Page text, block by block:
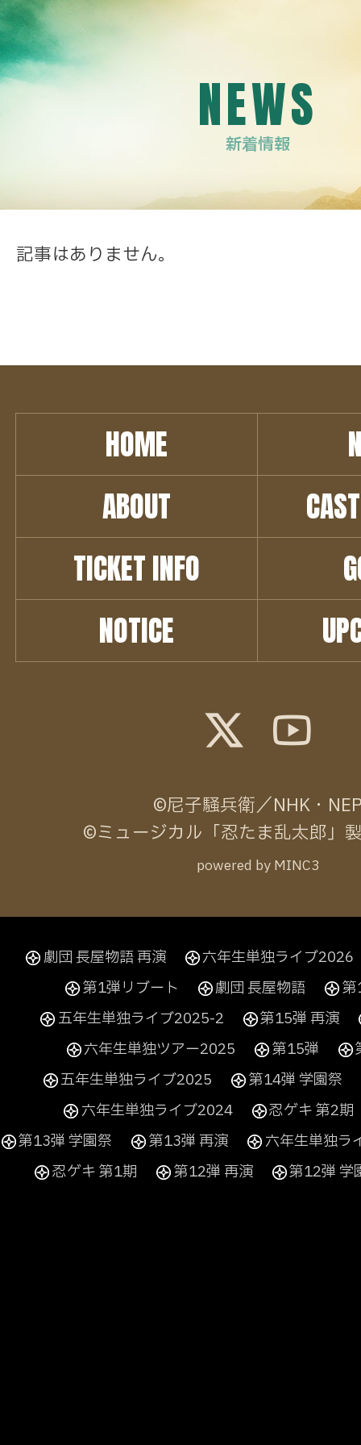
NEWS
新着情報
記事はありません。
HOME
ABOUT
TICKET INFO
NOTICE
©尼子騒兵衛／NHK・
©ミュージカル「忍たま乱太郎」
powered by MINC3
劇団 長屋物語 再演
六年生単独ライブ2026
第1弾リブート
劇団 長屋物語
第
五年生単独ライブ2025-2
第15弾 再演
六年生単独ツアー2025
第15弾
五年生単独ライブ2025
第14弾 学園祭
六年生単独ライブ2024
忍ゲキ 第2期
第13弾 学園祭
第13弾 再演
六年生単独ラ
忍ゲキ 第1期
第12弾 再演 第12弾 学